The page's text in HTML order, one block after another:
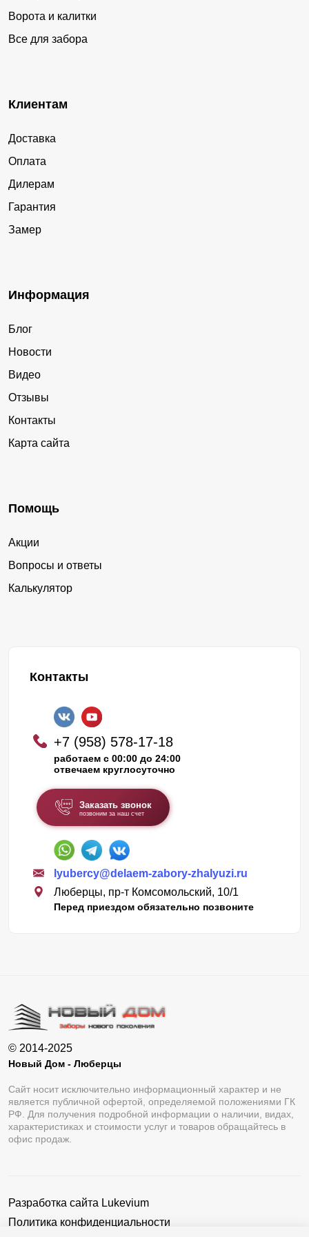
Ворота и калитки
Все для забора
Клиентам
Доставка
Оплата
Дилерам
Гарантия
Замер
Информация
Блог
Новости
Видео
Отзывы
Контакты
Карта сайта
Помощь
Акции
Вопросы и ответы
Калькулятор
Контакты
+7 (958) 578-17-18
работаем с 00:00 до 24:00
отвечаем круглосуточно
Заказать звонок
позвоним за наш счет
lyubercy@delaem-zabory-zhalyuzi.ru
Люберцы, пр-т Комсомольский, 10/1
Перед приездом обязательно позвоните
© 2014-2025
Новый Дом - Люберцы
Сайт носит исключительно информационный характер и не
является публичной офертой, определяемой положениями ГК
РФ. Для получения подробной информации о наличии, видах,
характеристиках и стоимости услуг и товаров обращайтесь в
офис продаж.
Разработка сайта Lukevium
Политика конфиденциальности